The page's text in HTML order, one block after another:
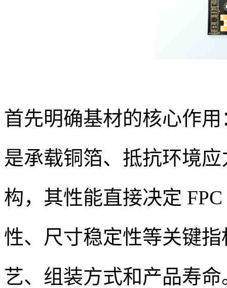
首先明确基材的核心作
是承载铜箔、抵抗环境
构，其性能直接决定
性、尺寸稳定性等关键
艺、组装方式和产品寿